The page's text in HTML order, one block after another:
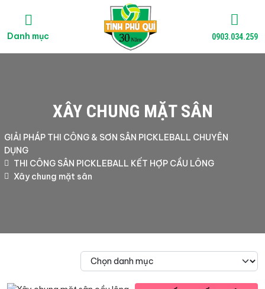
Danh mục 0903.034.259
XÂY CHUNG MẶT SÂN
GIẢI PHÁP THI CÔNG & SƠN SÂN PICKLEBALL CHUYÊN
DỤNG
THI CÔNG SÂN PICKLEBALL KẾT HỢP CẦU LÔNG
Xây chung mặt sân